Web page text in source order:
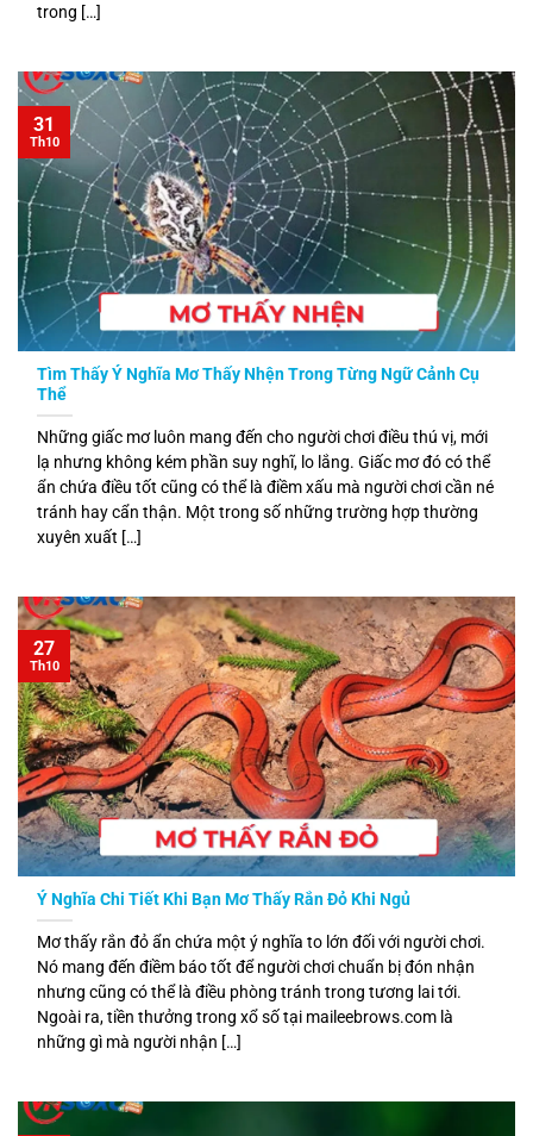
trong […]
Tìm Thấy Ý Nghĩa Mơ Thấy Nhện Trong Từng Ngữ Cảnh Cụ
Thể
Những giấc mơ luôn mang đến cho người chơi điều thú vị, mới
lạ nhưng không kém phần suy nghĩ, lo lắng. Giấc mơ đó có thể
ẩn chứa điều tốt cũng có thể là điềm xấu mà người chơi cần né
tránh hay cẩn thận. Một trong số những trường hợp thường
xuyên xuất […]
31
Th10
Ý Nghĩa Chi Tiết Khi Bạn Mơ Thấy Rắn Đỏ Khi Ngủ
Mơ thấy rắn đỏ ẩn chứa một ý nghĩa to lớn đối với người chơi.
Nó mang đến điềm báo tốt để người chơi chuẩn bị đón nhận
nhưng cũng có thể là điều phòng tránh trong tương lai tới.
Ngoài ra, tiền thưởng trong xổ số tại maileebrows.com là
những gì mà người nhận […]
27
Th10